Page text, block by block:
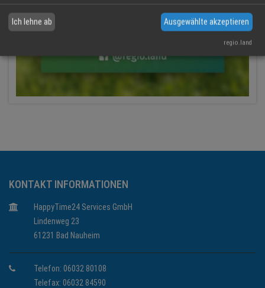
KONTAKT INFORMATIONEN
HappyTime24 Services GmbH
Lindenweg 23
61231 Bad Nauheim
Telefon: 06032 80108
Telefax: 06032 84590
Ich lehne ab Ausgewählte akzeptieren
regio.land